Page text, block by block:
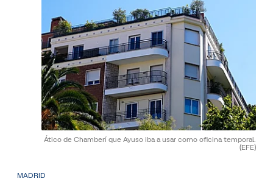
Ático de Chamberí que Ayuso iba a usar como oficina temporal.
(EFE)
MADRID